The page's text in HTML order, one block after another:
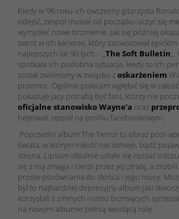
Kiedy w ‘96 roku ich ówczesny gitarzysta
odejść, zespół musiał od początku uczyć się
wymyśleć nowe brzmienie. Jak się później
zwrot w ich karierze, który zaowocował
najlepszych lat 90-tych – „The Soft Bulletin„.
spotkała ich podobna sytuacja, kiedy to ich
został zwolniony w związku z oskarżeniem
przemoc. Ogólnie polecam wgłębić się w
pokazuje jacy potrafią być fani, którzy nie
oficjalne stanowisko Wayne’a oraz
hejtowali zespół na profilu facebookowym.
Poprzedni albumThe Terrorto obraz post-
świata, w którym miłość nie istnieje, bądź
strona. Lipsom idealnie udało się opisać
się z nią zmaga i cierpi przez jej utratę, a
proste porównania do słońca i jego mocy.
był to najbardziej depresyjny album jaki
korzystali z zimnych i ostro brzmiących
na nowym albumie pełnią wiodącą rolę.